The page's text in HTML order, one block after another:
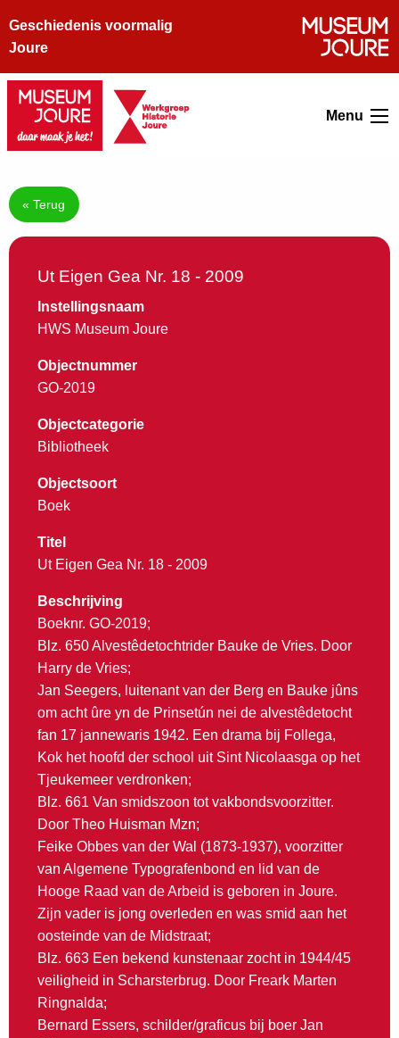
Geschiedenis voormalig
Joure
Menu
« Terug
Ut Eigen Gea Nr. 18 - 2009
Instellingsnaam
HWS Museum Joure
Objectnummer
GO-2019
Objectcategorie
Bibliotheek
Objectsoort
Boek
Titel
Ut Eigen Gea Nr. 18 - 2009
Beschrijving
Boeknr. GO-2019;
Blz. 650 Alvestêdetochtrider Bauke de Vries. Door
Harry de Vries;
Jan Seegers, luitenant van der Berg en Bauke jûns
om acht ûre yn de Prinsetún nei de alvestêdetocht
fan 17 jannewaris 1942. Een drama bij Follega,
Kok het hoofd der school uit Sint Nicolaasga op het
Tjeukemeer verdronken;
Blz. 661 Van smidszoon tot vakbondsvoorzitter.
Door Theo Huisman Mzn;
Feike Obbes van der Wal (1873-1937), voorzitter
van Algemene Typografenbond en lid van de
Hooge Raad van de Arbeid is geboren in Joure.
Zijn vader is jong overleden en was smid aan het
oosteinde van de Midstraat;
Blz. 663 Een bekend kunstenaar zocht in 1944/45
veiligheid in Scharsterbrug. Door Freark Marten
Ringnalda;
Bernard Essers, schilder/graficus bij boer Jan